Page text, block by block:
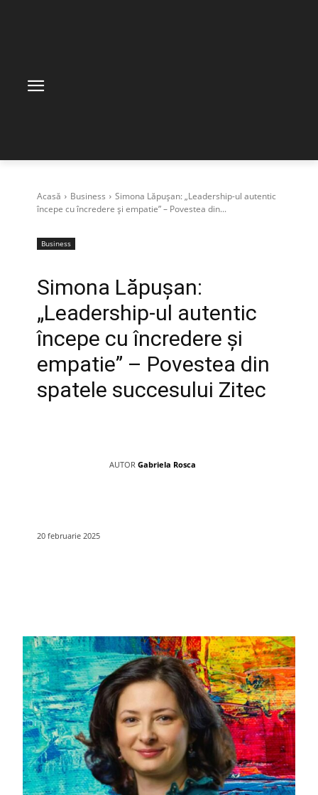
Acasă Business
Simona Lăpușan: „Leadership-ul autentic
începe cu încredere și empatie” – Povestea din...
Business
Simona Lăpușan:
„Leadership-ul autentic
începe cu încredere și
empatie” – Povestea din
spatele succesului Zitec
AUTOR Gabriela Rosca
20 februarie 2025